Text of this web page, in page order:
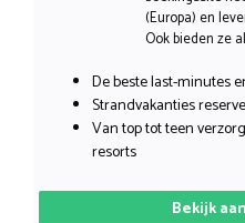
(Europa) en
Ook bieden ze
De beste last-minutes
Strandvakanties
Van top tot teen
resorts
Bekijk